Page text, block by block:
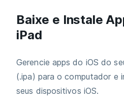
Baixe e Instale
iPad
Gerencie apps do iOS do
(.ipa) para o computador e
seus dispositivos iOS.